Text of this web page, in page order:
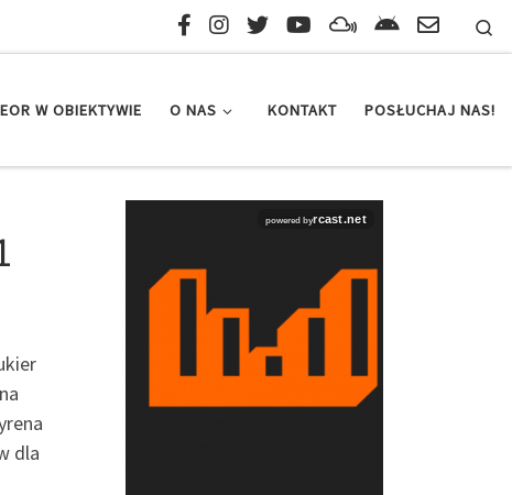
W OBIEKTYWIE O NAS KONTAKT POSŁUCHAJ NAS!
dla